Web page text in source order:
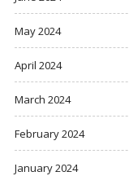
May 2024
April 2024
March 2024
February 2024
January 2024